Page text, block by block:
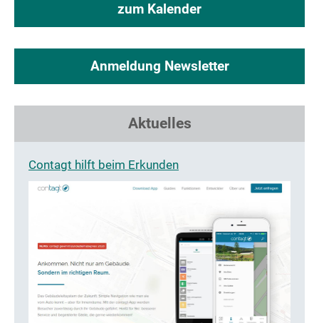
zum Kalender
Anmeldung Newsletter
Aktuelles
Contagt hilft beim Erkunden